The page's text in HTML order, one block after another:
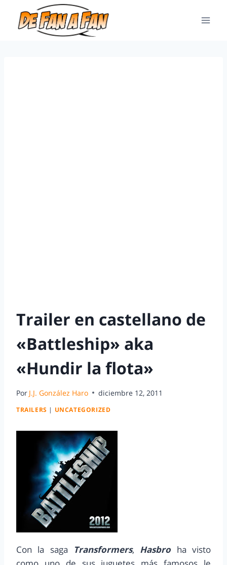
Trailer en castellano de
«Battleship» aka
«Hundir la flota»
Por J.J. González Haro diciembre 12, 2011
TRAILERS | UNCATEGORIZED
Con la saga Transformers, Hasbro ha visto